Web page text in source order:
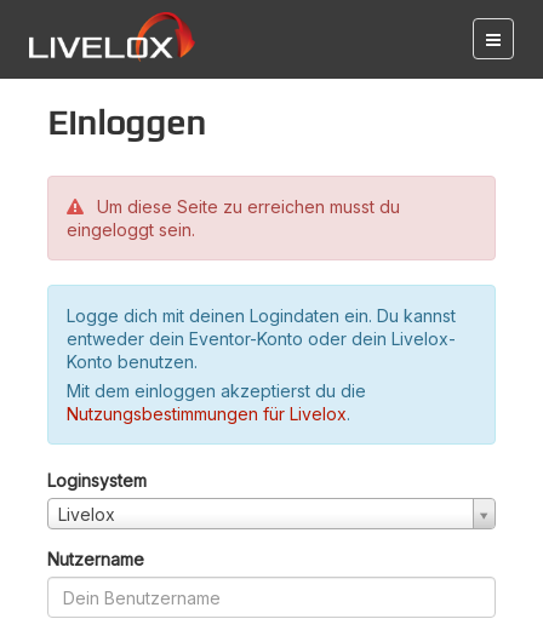
Einloggen
Um diese Seite zu erreichen musst du
eingeloggt sein.
Logge dich mit deinen Logindaten ein. Du kannst
entweder dein Eventor-Konto oder dein Livelox-
Konto benutzen.
Mit dem einloggen akzeptierst du die
Nutzungsbestimmungen für Livelox.
Loginsystem
Livelox
Nutzername